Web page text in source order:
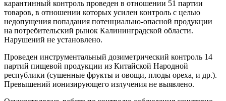
карантинный контроль проведен в отношении 51 партии
товаров, в отношении которых усилен контроль с целью
недопущения попадания потенциально-опасной продукции
на потребительский рынок Калининградской области.
Нарушений не установлено.
Проведен инструментальный дозиметрический контроль 14
партий пищевой продукции из Китайской Народной
республики (сушенные фрукты и овощи, плоды ореха, и др.).
Превышений ионизирующего излучения не выявлено.